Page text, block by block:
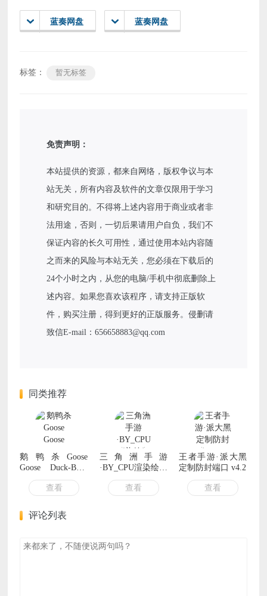
蓝奏网盘 蓝奏网盘
标签： 暂无标签
免责声明：
本站提供的资源，都来自网络，版权争议与本
站无关，所有内容及软件的文章仅限用于学习
和研究目的。不得将上述内容用于商业或者非
法用途，否则，一切后果请用户自负，我们不
保证内容的长久可用性，通过使用本站内容随
之而来的风险与本站无关，您必须在下载后的
24个小时之内，从您的电脑/手机中彻底删除上
述内容。如果您喜欢该程序，请支持正版软
件，购买注册，得到更好的正版服务。侵删请
致信E-mail：656658883@qq.com
同类推荐
鹅鸭杀Goose
Goose Duck-BBQ
免费辅助 v1.6.5
查看
三角洲手游
·BY_CPU渲染绘制
显示物资公益版
查看
王者手游·派大黑
定制防封端口 v4.2
查看
评论列表